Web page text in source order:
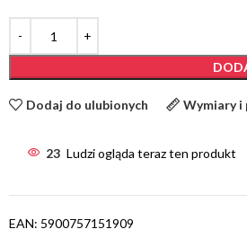
uszak
DUO sofa
Family
szaro –
zł
fotele Family
Meble żółty
4617,80zł
Dodaj do ulubionych Wymiary i
23 Ludzi ogląda teraz ten produkt
EAN: 5900757151909